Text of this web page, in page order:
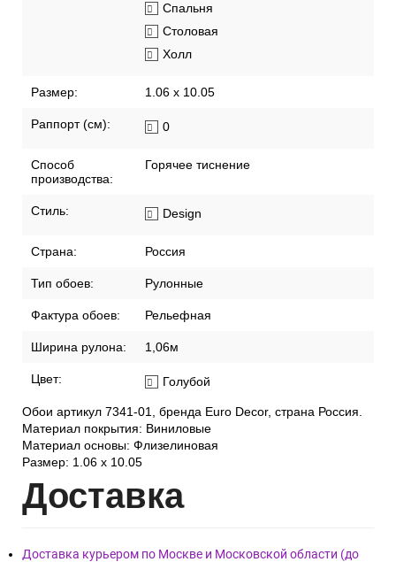
Спальня
Столовая
Холл
Размер: 1.06 x 10.05
Раппорт (см): 0
Способ
производства:
Горячее тиснение
Стиль: Design
Страна: Россия
Тип обоев: Рулонные
Фактура обоев: Рельефная
Ширина рулона: 1,06м
Цвет: Голубой
Обои артикул 7341-01, бренда Euro Decor, страна Россия.
Материал покрытия: Виниловые
Материал основы: Флизелиновая
Размер: 1.06 x 10.05
Доставка
Доставка курьером по Москве и Московской области (до